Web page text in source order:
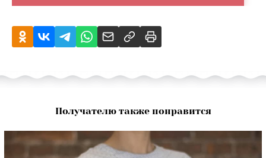
Получателю также понравится